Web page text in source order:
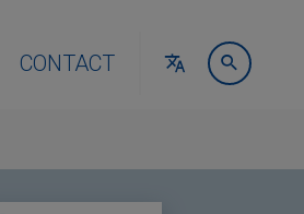
CONTACT